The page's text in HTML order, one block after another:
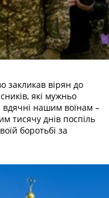
закликав вірян до
які мужньо
нашим воїнам –
тисячу днів поспіль
боротьбі за